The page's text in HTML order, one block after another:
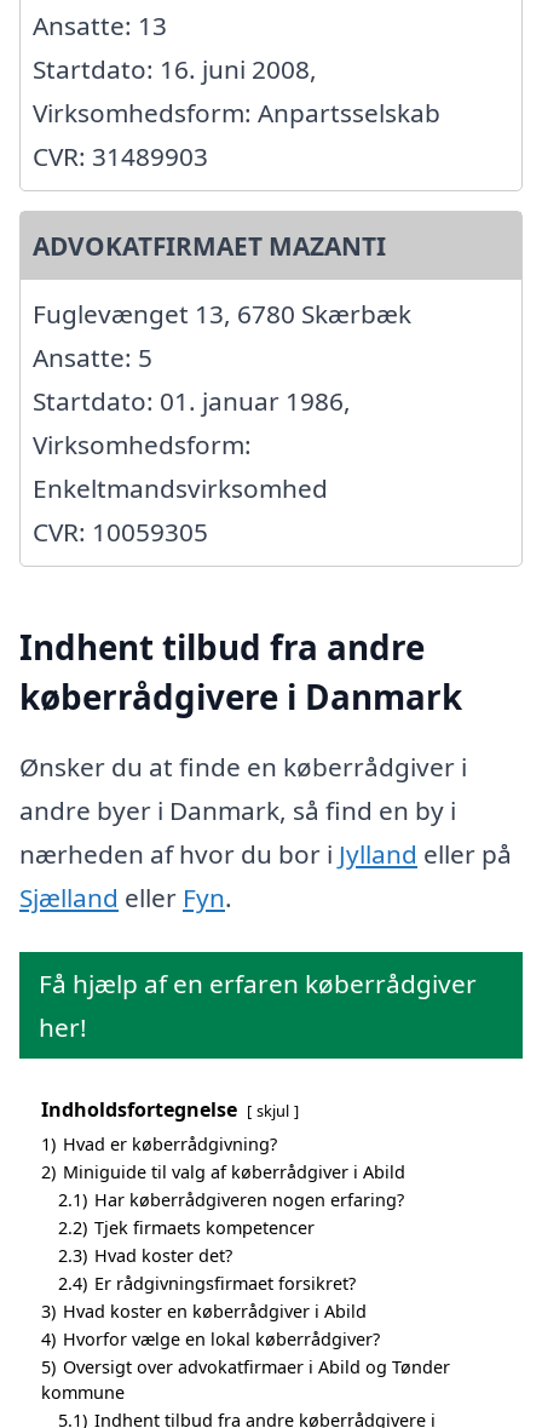
Ansatte: 13
Startdato: 16. juni 2008,
Virksomhedsform: Anpartsselskab
CVR: 31489903
ADVOKATFIRMAET MAZANTI
Fuglevænget 13, 6780 Skærbæk
Ansatte: 5
Startdato: 01. januar 1986,
Virksomhedsform:
Enkeltmandsvirksomhed
CVR: 10059305
Indhent tilbud fra andre
køberrådgivere i Danmark
Ønsker du at finde en køberrådgiver i
andre byer i Danmark, så find en by i
nærheden af hvor du bor i Jylland eller på
Sjælland eller Fyn.
Få hjælp af en erfaren køberrådgiver
her!
Indholdsfortegnelse skjul
1) Hvad er køberrådgivning?
2) Miniguide til valg af køberrådgiver i Abild
2.1) Har køberrådgiveren nogen erfaring?
2.2) Tjek firmaets kompetencer
2.3) Hvad koster det?
2.4) Er rådgivningsfirmaet forsikret?
3) Hvad koster en køberrådgiver i Abild
4) Hvorfor vælge en lokal køberrådgiver?
5) Oversigt over advokatfirmaer i Abild og Tønder
kommune
5.1) Indhent tilbud fra andre køberrådgivere i